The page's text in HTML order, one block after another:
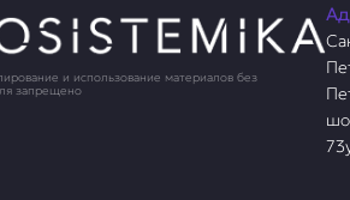
и использование материалов без
запрещено